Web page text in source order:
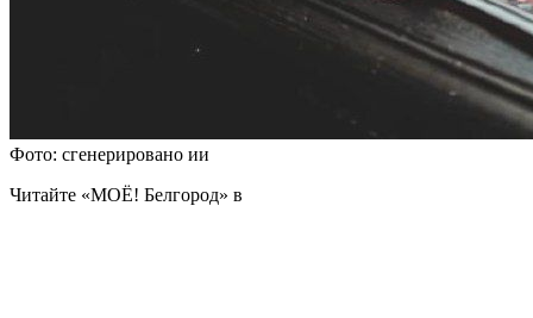
Фото: сгенерировано ии
Читайте «МОЁ! Белгород» в